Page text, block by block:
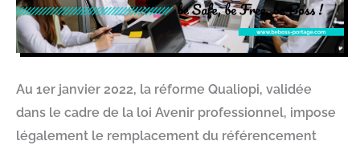
Au 1er janvier 2022, la réforme Qualiopi, validée
dans le cadre de la loi Avenir professionnel, impose
légalement le remplacement du référencement